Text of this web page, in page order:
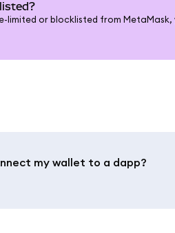
limited or blocklisted from MetaMask,
my wallet to a dapp?